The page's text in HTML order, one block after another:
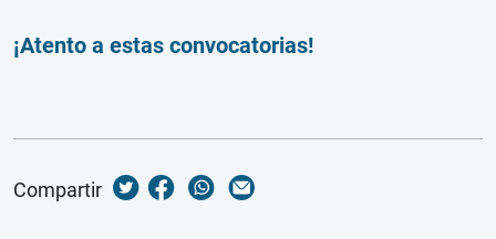
¡Atento a estas convocatorias!
Compartir